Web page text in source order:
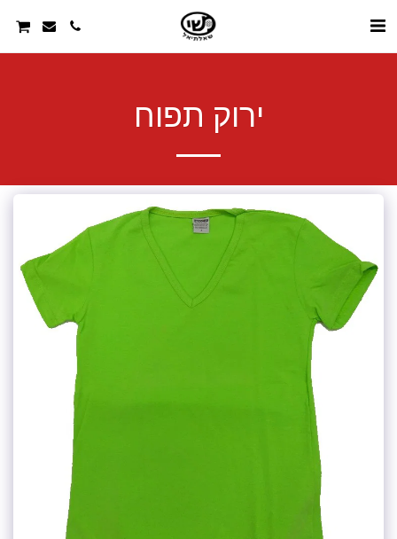
ירוק תפוח